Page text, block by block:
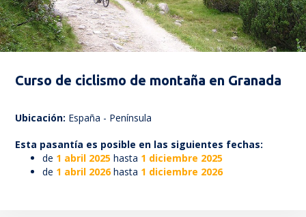
Curso de ciclismo de montaña en Granada
Ubicación: España - Península
Esta pasantía es posible en las siguientes fechas:
de 1 abril 2025hasta 1 diciembre 2025
de 1 abril 2026hasta 1 diciembre 2026